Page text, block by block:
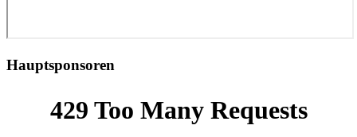
Hauptsponsoren